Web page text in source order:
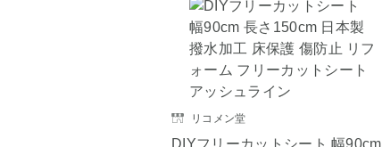
リコメン堂
DIYフリーカットシート 幅90cm